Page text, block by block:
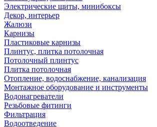
Электрические щиты, минибоксы
Декор, интерьер
Жалюзи
Карнизы
Пластиковые карнизы
Плинтус, плитка потолочная
Потолочный плинтус
Плитка потолочная
Отопление, водоснабжение, канализация
Монтажное оборудование и инструменты
Водонагреватели
Резьбовые фитинги
Фильтрация
Водоотведение